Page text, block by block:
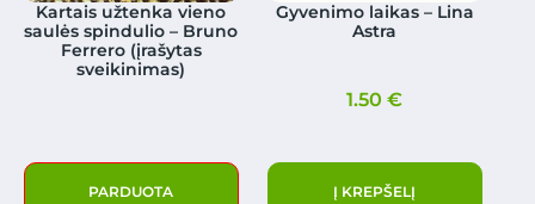
Kartais užtenka vieno
saulės spindulio – Bruno
Ferrero (įrašytas
sveikinimas)
PARDUOTA
Gyvenimo laikas – Lina
Astra
1.50€
Į KREPŠELĮ